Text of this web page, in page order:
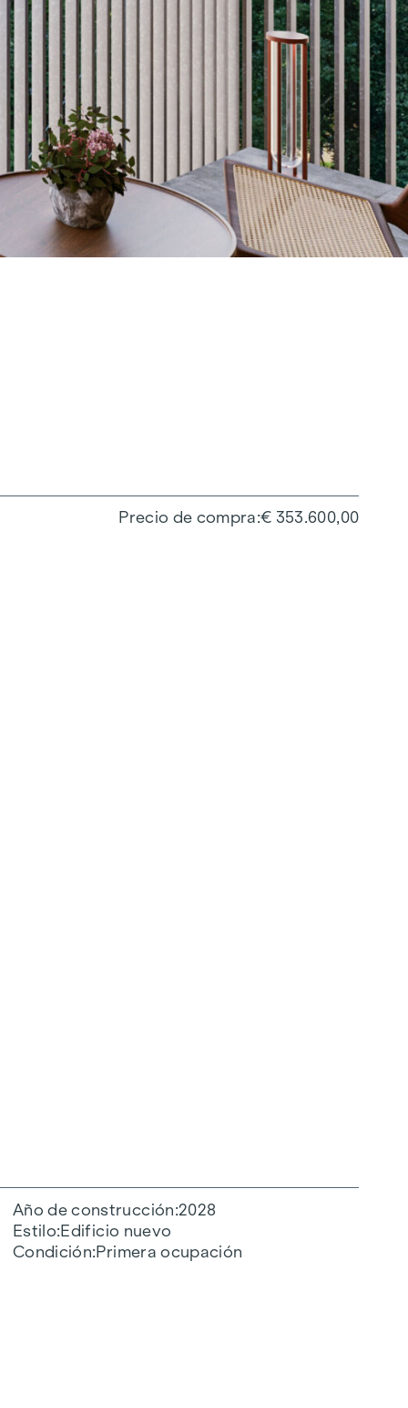
Precio de compra € 353.600,00
Año de construcción 2028
Estilo Edificio nuevo
Condición Primera ocupación